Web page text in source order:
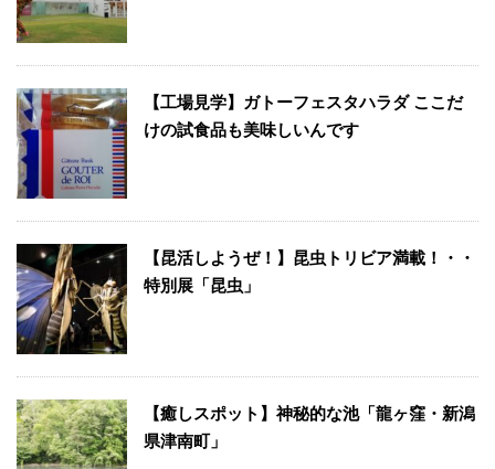
【工場見学】ガトーフェスタハラダ ここだ
けの試食品も美味しいんです
【昆活しようぜ！】昆虫トリビア満載！・・
特別展「昆虫」
【癒しスポット】神秘的な池「龍ヶ窪・新潟
県津南町」